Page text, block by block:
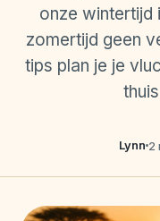
onze wintertijd
zomertijd geen
tips plan je je
Lynn 2